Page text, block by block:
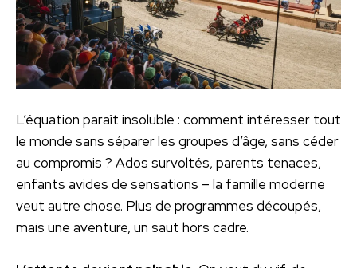
L’équation paraît insoluble : comment intéresser tout
le monde sans séparer les groupes d’âge, sans céder
au compromis ? Ados survoltés, parents tenaces,
enfants avides de sensations – la famille moderne
veut autre chose. Plus de programmes découpés,
mais une aventure, un saut hors cadre.